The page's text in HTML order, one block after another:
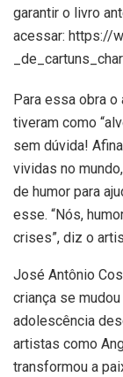
garantir o livro
acessar: https://
Para essa obra
tiveram como
sem dúvida!
vividas no
de humor para
esse. “Nós,
crises”, diz o
José Antônio
criança se
adolescência
artistas como
transformou a